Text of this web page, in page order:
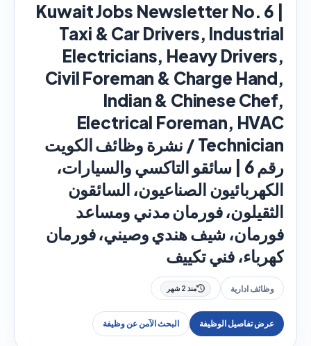
Kuwait Jobs Newsletter No. 6 |
Taxi & Car Drivers, Industrial
Electricians, Heavy Drivers,
Civil Foreman & Charge Hand,
Indian & Chinese Chef,
Electrical Foreman, HVAC
Technician / نشرة وظائف الكويت
رقم 6 | سائقو التاكسي والسيارات،
الكهربائيون الصناعيون، السائقون
الثقيلون، فورمان مدني ومساعد
فورمان، شيف هندي وصيني، فورمان
كهرباء، فني تكييف
وظائف ادارية منذ 2 شهر
عرض تفاصيل الوظيفة البحث الآمن عن وظيفة